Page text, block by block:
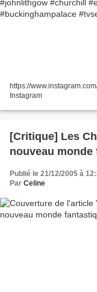
https://
Instagram
[Critique] Les
nouveau monde
Publié le 21/12/2005 à
Par Celine